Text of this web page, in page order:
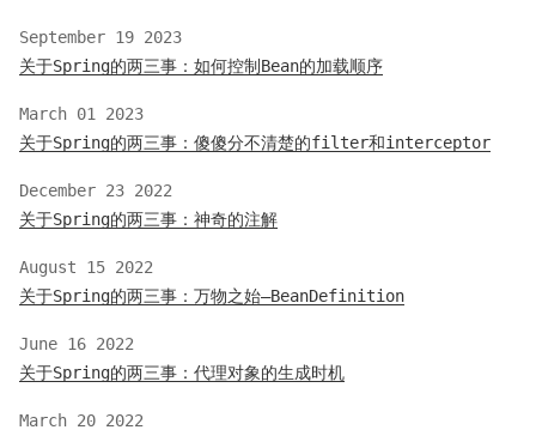
September 19 2023
关于Spring的两三事：如何控制Bean的加载顺序
March 01 2023
关于Spring的两三事：傻傻分不清楚的filter和interceptor
December 23 2022
关于Spring的两三事：神奇的注解
August 15 2022
关于Spring的两三事：万物之始—BeanDefinition
June 16 2022
关于Spring的两三事：代理对象的生成时机
March 20 2022